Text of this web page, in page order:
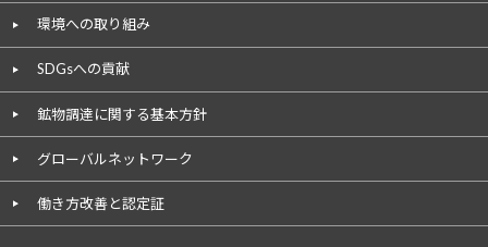
環境への取り組み
SDGsへの貢献
鉱物調達に関する基本方針
グローバルネットワーク
働き方改善と認定証